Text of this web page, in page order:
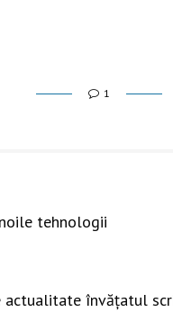
1
tehnologii
actualitate învățatul